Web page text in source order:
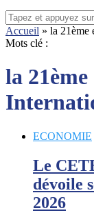
Accueil » la 21ème
Mots clé :
la
ECONOMIE
Le
dévoile
2026